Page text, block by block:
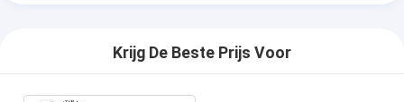
Krijg De Beste Prijs Voor